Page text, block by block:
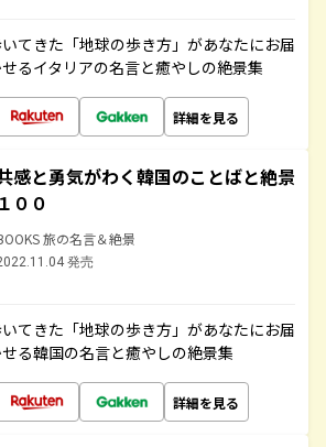
てきた「地球の歩き方」があなたにお届
るイタリアの名言と癒やしの絶景集
詳細を見る
感と勇気がわく韓国のことばと絶景
１００
旅の名言＆絶景
発売
てきた「地球の歩き方」があなたにお届
る韓国の名言と癒やしの絶景集
詳細を見る